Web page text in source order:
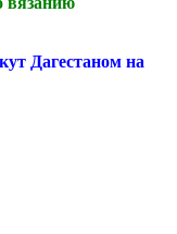
Дагестаном на